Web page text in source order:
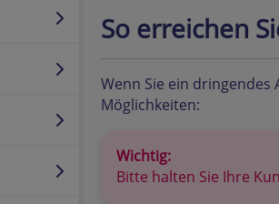
So erreichen
Wenn Sie ein
Möglichkeiten:
Wichtig:
Bitte halten Sie Ihre